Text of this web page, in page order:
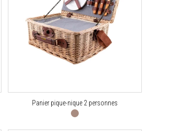
Panier pique-nique 2 personnes